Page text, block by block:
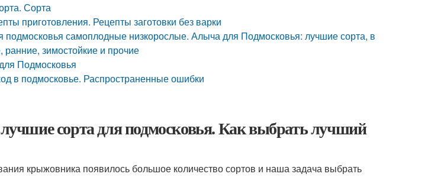
Сорта
приготовления. Рецепты заготовки без варки
подмосковья самоплодные низкорослые. Алыча для Подмосковья: лучшие сорта, в
зимостойкие и прочие
Подмосковья
в подмосковье. Распространенные ошибки
сорта для подмосковья. Как выбрать лучший
крыжовника появилось большое количество сортов и наша задача выбрать